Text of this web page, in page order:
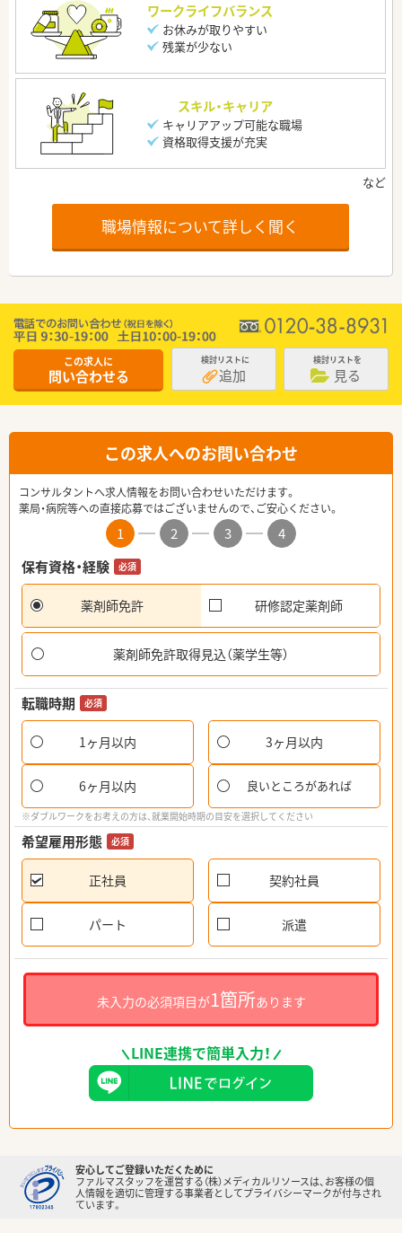
ワークライフバランス
お休みが取りやすい
残業が少ない
スキル・キャリア
キャリアアップ可能な職場
資格取得支援が充実
職場情報について詳しく聞く
この求人に
問い合わせる
検討リストに
追加
検討リストを
見る
この求人へのお問い合わせ
コンサルタントへ求人情報をお問い合わせいただけます。
薬局・病院等への直接応募ではございませんので、ご安心ください。
1 2 3
4
保有資格・経験
必須
薬剤師免許 研修認定薬剤師
薬剤師免許取得見込（薬学生等）
転職時期 必須
1ヶ月以内 3ヶ月以内
6ヶ月以内 良いところがあれば
※ダブルワークをお考えの方は、就業開始時期の目安を選択してください
希望雇用形態 必須
正社員 契約社員
パート 派遣
未入力の必須項目が1箇所あります
LINE連携で簡単入力！
安心してご登録いただくために
ファルマスタッフを運営する（株）メディカルリソースは、お客様の個
人情報を適切に管理する事業者としてプライバシーマークが付与され
ています。